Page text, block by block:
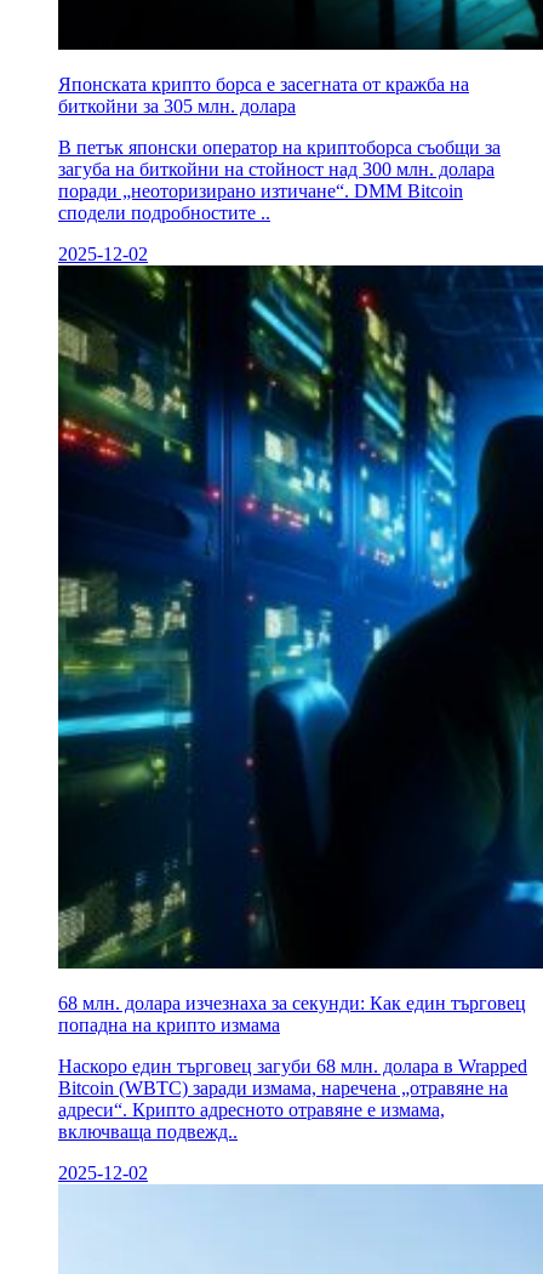
Японската крипто борса е засегната от кражба на
биткойни за 305 млн. долара
В петък японски оператор на криптоборса съобщи за
загуба на биткойни на стойност над 300 млн. долара
поради „неоторизирано изтичане“. DMM Bitcoin
сподели подробностите ..
2025-12-02
68 млн. долара изчезнаха за секунди: Как един търговец
попадна на крипто измама
Наскоро един търговец загуби 68 млн. долара в Wrapped
Bitcoin (WBTC) заради измама, наречена „отравяне на
адреси“. Крипто адресното отравяне е измама,
включваща подвежд..
2025-12-02